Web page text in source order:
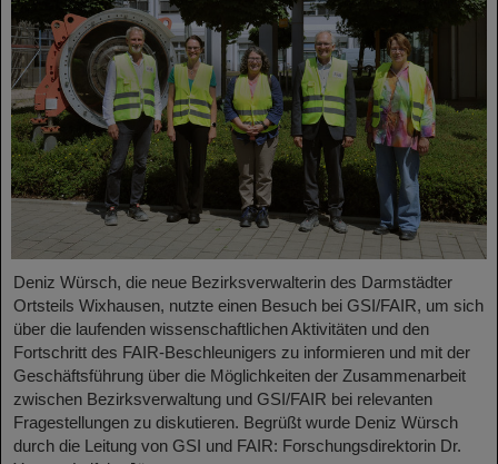
Deniz Würsch, die neue Bezirksverwalterin des Darmstädter
Ortsteils Wixhausen, nutzte einen Besuch bei GSI/FAIR, um sich
über die laufenden wissenschaftlichen Aktivitäten und den
Fortschritt des FAIR-Beschleunigers zu informieren und mit der
Geschäftsführung über die Möglichkeiten der Zusammenarbeit
zwischen Bezirksverwaltung und GSI/FAIR bei relevanten
Fragestellungen zu diskutieren. Begrüßt wurde Deniz Würsch
durch die Leitung von GSI und FAIR: Forschungsdirektorin Dr.